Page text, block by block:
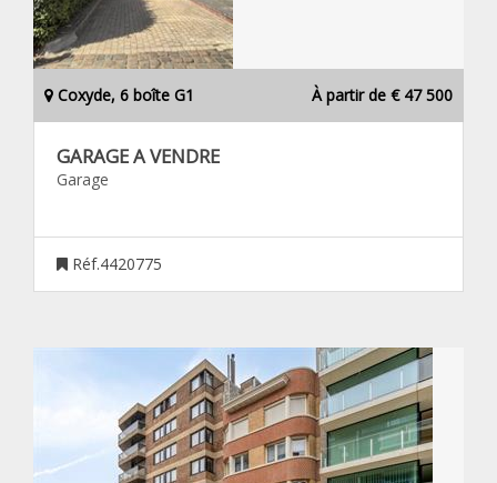
Coxyde, 6 boîte G1 À partir de € 47 500
GARAGE A VENDRE
Garage
Réf.4420775